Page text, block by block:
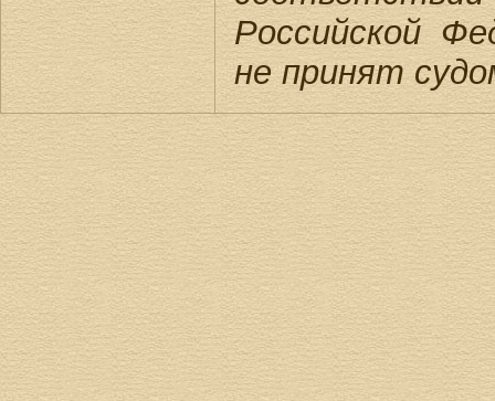
Российской
не принят